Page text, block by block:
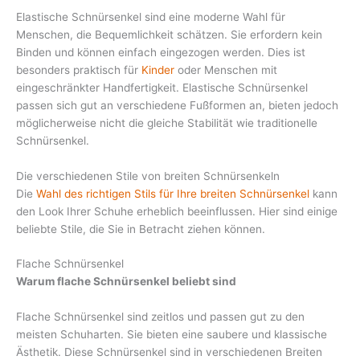
Elastische Schnürsenkel sind eine moderne Wahl für
Menschen, die Bequemlichkeit schätzen. Sie erfordern kein
Binden und können einfach eingezogen werden. Dies ist
besonders praktisch für Kinder oder Menschen mit
eingeschränkter Handfertigkeit. Elastische Schnürsenkel
passen sich gut an verschiedene Fußformen an, bieten jedoch
möglicherweise nicht die gleiche Stabilität wie traditionelle
Schnürsenkel.
Die verschiedenen Stile von breiten Schnürsenkeln
Die Wahl des richtigen Stils für Ihre breiten Schnürsenkel kann
den Look Ihrer Schuhe erheblich beeinflussen. Hier sind einige
beliebte Stile, die Sie in Betracht ziehen können.
Flache Schnürsenkel
Warum flache Schnürsenkel beliebt sind
Flache Schnürsenkel sind zeitlos und passen gut zu den
meisten Schuharten. Sie bieten eine saubere und klassische
Ästhetik. Diese Schnürsenkel sind in verschiedenen Breiten